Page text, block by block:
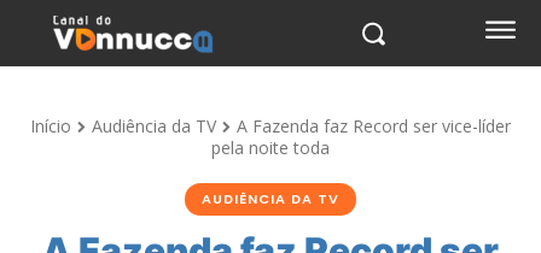
Início Audiência da TV
A Fazenda faz Record ser vice-líder
pela noite toda
AUDIÊNCIA DA TV